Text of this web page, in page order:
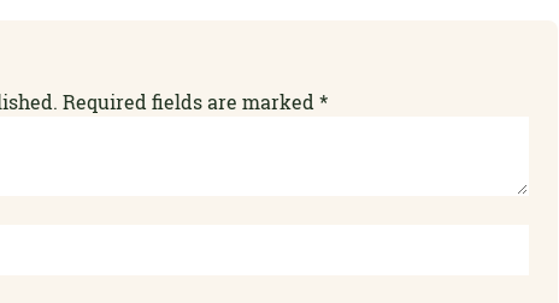
Required fields are marked*